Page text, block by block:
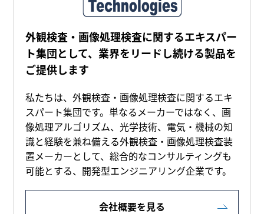
外観検査・画像処理検査に関するエキスパー
ト集団として、業界をリードし続ける製品を
ご提供します
私たちは、外観検査・画像処理検査に関するエキ
スパート集団です。単なるメーカーではなく、画
像処理アルゴリズム、光学技術、電気・機械の知
識と経験を兼ね備える外観検査・画像処理検査装
置メーカーとして、総合的なコンサルティングも
可能とする、開発型エンジニアリング企業です。
会社概要を見る